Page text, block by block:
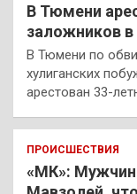
В Тюмени
заложников в
В Тюмени по
хулиганских
арестован 33-
ПРОИСШЕСТВИЯ
«МК»: